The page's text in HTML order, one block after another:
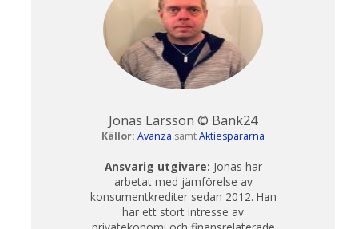
Jonas Larsson © Bank24
Källor: Avanza samtAktiespararna
Ansvarig utgivare: Jonas har
arbetat med jämförelse av
konsumentkrediter sedan 2012. Han
har ett stort intresse av